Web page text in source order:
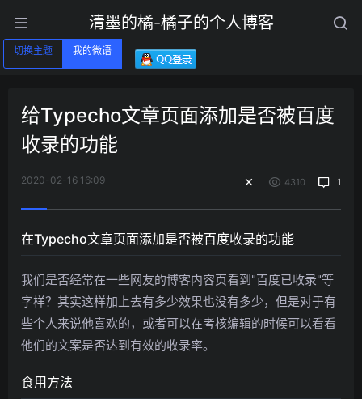
清墨的橘-橘子的个人博客
切换主题 我的微语
给Typecho文章页面添加是否被百度
收录的功能
2020-02-16 16:09 4310 1
在Typecho文章页面添加是否被百度收录的功能
我们是否经常在一些网友的博客内容页看到"百度已收录"等
字样？其实这样加上去有多少效果也没有多少，但是对于有
些个人来说他喜欢的，或者可以在考核编辑的时候可以看看
他们的文案是否达到有效的收录率。
食用方法